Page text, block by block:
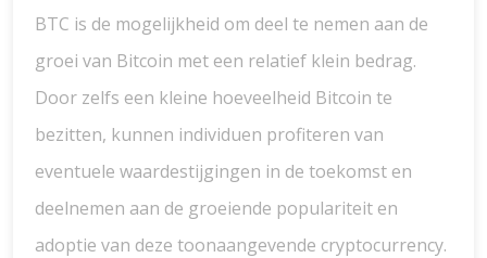
BTC is de mogelijkheid om deel te nemen aan de
groei van Bitcoin met een relatief klein bedrag.
Door zelfs een kleine hoeveelheid Bitcoin te
bezitten, kunnen individuen profiteren van
eventuele waardestijgingen in de toekomst en
deelnemen aan de groeiende populariteit en
adoptie van deze toonaangevende cryptocurrency.